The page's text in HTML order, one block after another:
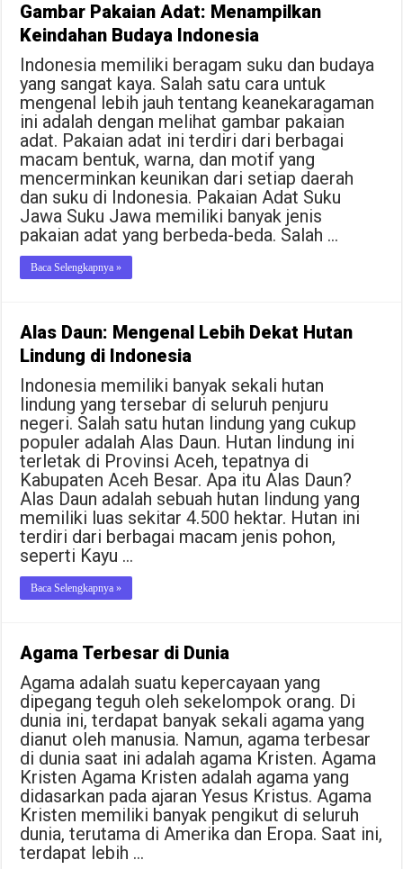
Gambar Pakaian Adat: Menampilkan
Keindahan Budaya Indonesia
Indonesia memiliki beragam suku dan budaya
yang sangat kaya. Salah satu cara untuk
mengenal lebih jauh tentang keanekaragaman
ini adalah dengan melihat gambar pakaian
adat. Pakaian adat ini terdiri dari berbagai
macam bentuk, warna, dan motif yang
mencerminkan keunikan dari setiap daerah
dan suku di Indonesia. Pakaian Adat Suku
Jawa Suku Jawa memiliki banyak jenis
pakaian adat yang berbeda-beda. Salah …
Baca Selengkapnya »
Alas Daun: Mengenal Lebih Dekat Hutan
Lindung di Indonesia
Indonesia memiliki banyak sekali hutan
lindung yang tersebar di seluruh penjuru
negeri. Salah satu hutan lindung yang cukup
populer adalah Alas Daun. Hutan lindung ini
terletak di Provinsi Aceh, tepatnya di
Kabupaten Aceh Besar. Apa itu Alas Daun?
Alas Daun adalah sebuah hutan lindung yang
memiliki luas sekitar 4.500 hektar. Hutan ini
terdiri dari berbagai macam jenis pohon,
seperti Kayu …
Baca Selengkapnya »
Agama Terbesar di Dunia
Agama adalah suatu kepercayaan yang
dipegang teguh oleh sekelompok orang. Di
dunia ini, terdapat banyak sekali agama yang
dianut oleh manusia. Namun, agama terbesar
di dunia saat ini adalah agama Kristen. Agama
Kristen Agama Kristen adalah agama yang
didasarkan pada ajaran Yesus Kristus. Agama
Kristen memiliki banyak pengikut di seluruh
dunia, terutama di Amerika dan Eropa. Saat ini,
terdapat lebih …